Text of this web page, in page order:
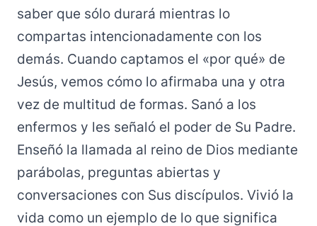
saber que sólo durará mientras lo
compartas intencionadamente con los
demás. Cuando captamos el «por qué» de
Jesús, vemos cómo lo afirmaba una y otra
vez de multitud de formas. Sanó a los
enfermos y les señaló el poder de Su Padre.
Enseñó la llamada al reino de Dios mediante
parábolas, preguntas abiertas y
conversaciones con Sus discípulos. Vivió la
vida como un ejemplo de lo que significa